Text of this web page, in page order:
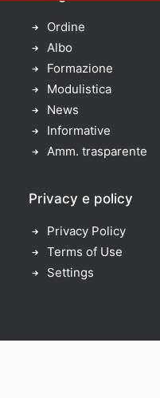
Ordine
Albo
Formazione
Modulistica
News
Informative
Amm. trasparente
Privacy e policy
Privacy Policy
Terms of Use
Settings